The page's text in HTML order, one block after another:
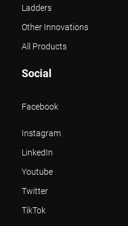
Social
Ladders
All Products
Other Innovations
Facebook
Youtube
Twitter
TikTok
LinkedIn
Instagram